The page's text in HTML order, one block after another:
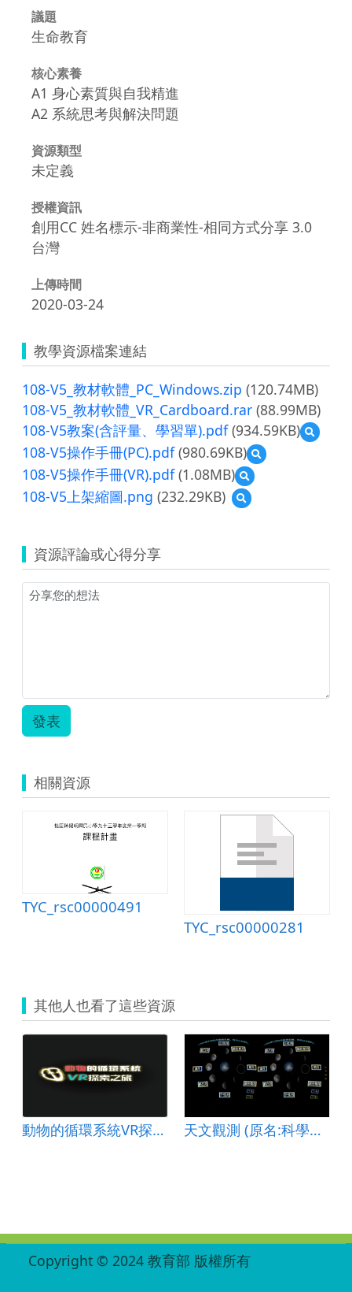
議題
生命教育
核心素養
A1 身心素質與自我精進
A2 系統思考與解決問題
資源類型
未定義
授權資訊
創用CC 姓名標示-非商業性-相同方式分享 3.0
台灣
上傳時間
2020-03-24
教學資源檔案連結
108-V5_教材軟體_PC_Windows.zip (120.74MB)
108-V5_教材軟體_VR_Cardboard.rar (88.99MB)
108-V5教案(含評量、學習單).pdf(934.59KB)
預
覽
學
習
108-V5操作手冊(PC).pdf(980.69KB)
預
覽
(PC).pdf
108-V5操作手冊(VR).pdf(1.08MB)
預
覽
108-
冊
108-V5上架縮圖.png (232.29KB)
預
覽
架
縮
資源評論或心得分享
發表
相關資源
TYC_rsc00000491
TYC_rsc00000281
其他人也看了這些資源
動物的循環系統VR探索之旅 天文觀測 (原名:科學科技虛擬一點通)
Copyright © 2024 教育部 版權所有